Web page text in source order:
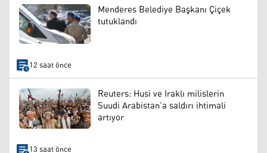
Menderes Belediye Başkanı Çiçek
tutuklandı
12 saat önce
Reuters: Husi ve Iraklı milislerin
Suudi Arabistan’a saldırı ihtimali
artıyor
13 saat önce